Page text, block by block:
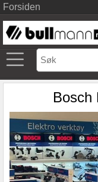
Forsiden
Bosch